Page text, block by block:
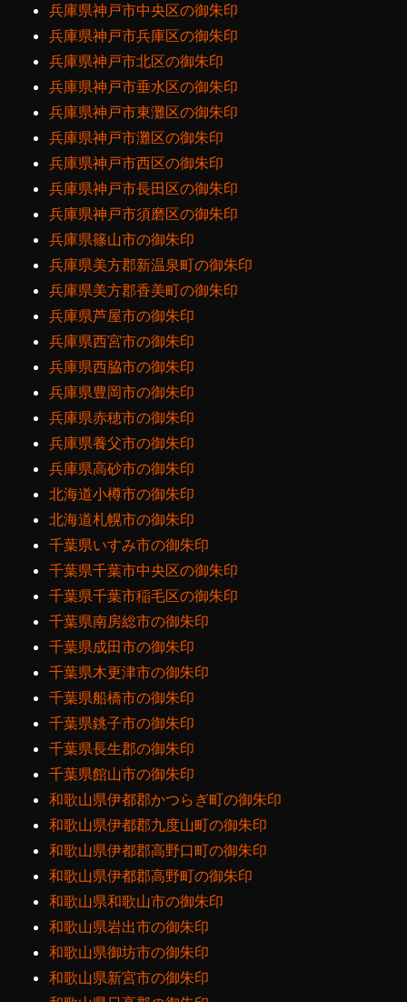
兵庫県神戸市中央区の御朱印
兵庫県神戸市兵庫区の御朱印
兵庫県神戸市北区の御朱印
兵庫県神戸市垂水区の御朱印
兵庫県神戸市東灘区の御朱印
兵庫県神戸市灘区の御朱印
兵庫県神戸市西区の御朱印
兵庫県神戸市長田区の御朱印
兵庫県神戸市須磨区の御朱印
兵庫県篠山市の御朱印
兵庫県美方郡新温泉町の御朱印
兵庫県美方郡香美町の御朱印
兵庫県芦屋市の御朱印
兵庫県西宮市の御朱印
兵庫県西脇市の御朱印
兵庫県豊岡市の御朱印
兵庫県赤穂市の御朱印
兵庫県養父市の御朱印
兵庫県高砂市の御朱印
北海道小樽市の御朱印
北海道札幌市の御朱印
千葉県いすみ市の御朱印
千葉県千葉市中央区の御朱印
千葉県千葉市稲毛区の御朱印
千葉県南房総市の御朱印
千葉県成田市の御朱印
千葉県木更津市の御朱印
千葉県船橋市の御朱印
千葉県銚子市の御朱印
千葉県長生郡の御朱印
千葉県館山市の御朱印
和歌山県伊都郡かつらぎ町の御朱印
和歌山県伊都郡九度山町の御朱印
和歌山県伊都郡高野口町の御朱印
和歌山県伊都郡高野町の御朱印
和歌山県和歌山市の御朱印
和歌山県岩出市の御朱印
和歌山県御坊市の御朱印
和歌山県新宮市の御朱印